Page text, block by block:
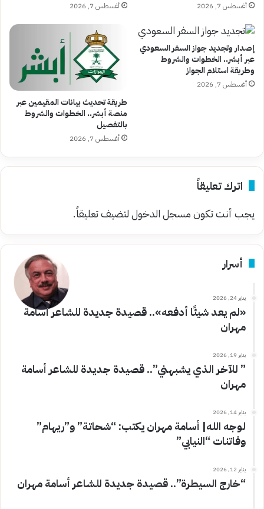
أغسطس 7, 2026 أغسطس 7, 2026
إصدار وتجديد جواز السفر السعودي
عبر أبشر.. الخطوات والشروط
وطريقة استلام الجواز
أغسطس 7, 2026
طريقة تحديث بيانات المقيمين عبر
منصة أبشر.. الخطوات والشروط
بالتفصيل
أغسطس 7, 2026
اترك تعليقاً
يجب أنت تكونمسجل الدخوللتضيف تعليقاً.
أسرار
يناير 24, 2026
«لم يعد شيئًا أدفعه».. قصيدة جديدة للشاعر أسامة
مهران
يناير 19, 2026
” للآخر الذي يشبهني”.. قصيدة جديدة للشاعر أسامة
مهران
يناير 14, 2026
لوجه الله| أسامة مهران يكتب: “شحاتة” و”ريهام”
وفاتنات “النيابي”
يناير 12, 2026
“خارج السيطرة”.. قصيدة جديدة للشاعر أسامة مهران